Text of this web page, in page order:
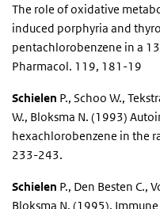
The role of oxidative
induced porphyria and
pentachlorobenzene in a
Pharmacol. 119, 181-19
Schielen P., Schoo W.,
W., Bloksma N. (1993)
hexachlorobenzene in the
233-243.
Schielen P., Den Besten C.,
Bloksma N. (1995).